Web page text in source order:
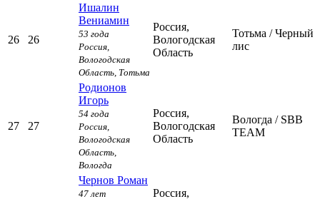
26 26
Ишалин
Вениамин
53 года
Россия,
Вологодская
Область, Тотьма
Россия,
Вологодская
Область
Тотьма / Черный
лис
27 27
Родионов
Игорь
54 года
Россия,
Вологодская
Область,
Вологда
Россия,
Вологодская
Область
Вологда / SBB
TEAM
Чернов Роман
47 лет
Россия,